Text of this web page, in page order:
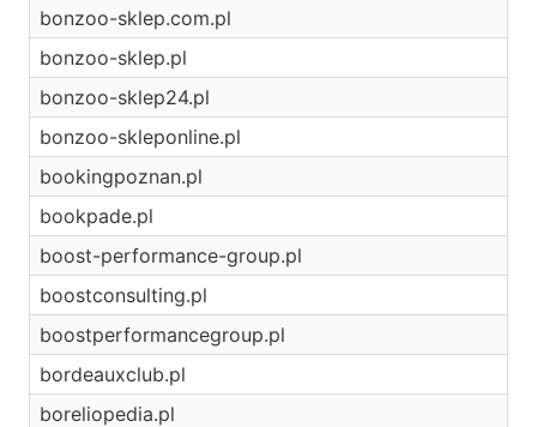
bonzoo-sklep.com.pl
bonzoo-sklep.pl
bonzoo-sklep24.pl
bonzoo-skleponline.pl
bookingpoznan.pl
bookpade.pl
boost-performance-group.pl
boostconsulting.pl
boostperformancegroup.pl
bordeauxclub.pl
boreliopedia.pl